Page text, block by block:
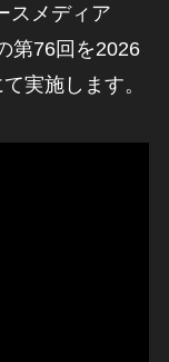
スメディア
第76回を2026
実施します。